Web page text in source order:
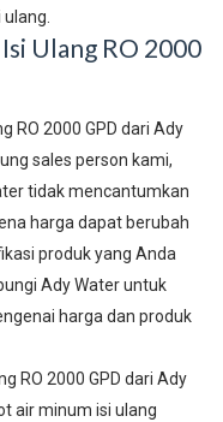
Ulang RO 2000
RO 2000 GPD dari Ady
sales person kami,
tidak mencantumkan
harga dapat berubah
produk yang Anda
Ady Water untuk
harga dan produk
RO 2000 GPD dari Ady
air minum isi ulang